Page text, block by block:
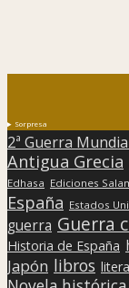
Sorpresa
2ª Guerra
Antigua Grecia
Edhasa Ediciones
España Estados
guerra Guerra
Historia de España
Japón libros